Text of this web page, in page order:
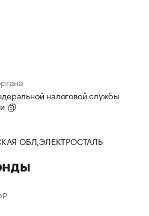
налоговой службы
ОБЛ,ЭЛЕКТРОСТАЛЬ